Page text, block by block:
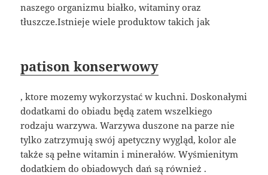
naszego organizmu białko, witaminy oraz
tłuszcze.Istnieje wiele produktow takich jak
patison konserwowy
, ktore mozemy wykorzystać w kuchni. Doskonałymi
dodatkami do obiadu będą zatem wszelkiego
rodzaju warzywa. Warzywa duszone na parze nie
tylko zatrzymują swój apetyczny wygląd, kolor ale
także są pełne witamin i minerałów. Wyśmienitym
dodatkiem do obiadowych dań są również .